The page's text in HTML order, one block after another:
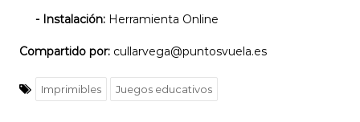
- Instalación: Herramienta Online
Compartido por: cullarvega@puntosvuela.es
Imprimibles Juegos educativos